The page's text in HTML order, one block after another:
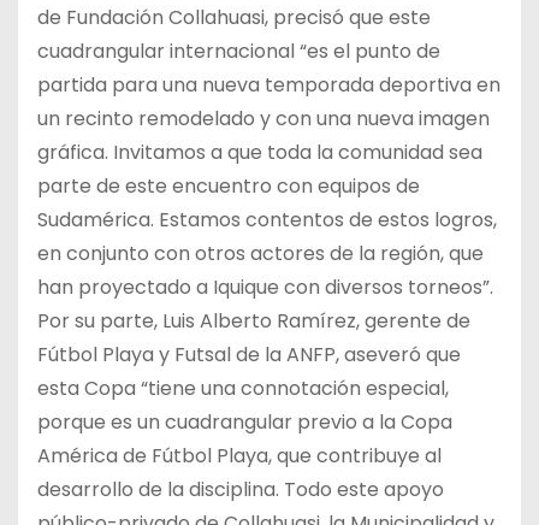
de Fundación Collahuasi, precisó que este
cuadrangular internacional “es el punto de
partida para una nueva temporada deportiva en
un recinto remodelado y con una nueva imagen
gráfica. Invitamos a que toda la comunidad sea
parte de este encuentro con equipos de
Sudamérica. Estamos contentos de estos logros,
en conjunto con otros actores de la región, que
han proyectado a Iquique con diversos torneos”.
Por su parte, Luis Alberto Ramírez, gerente de
Fútbol Playa y Futsal de la ANFP, aseveró que
esta Copa “tiene una connotación especial,
porque es un cuadrangular previo a la Copa
América de Fútbol Playa, que contribuye al
desarrollo de la disciplina. Todo este apoyo